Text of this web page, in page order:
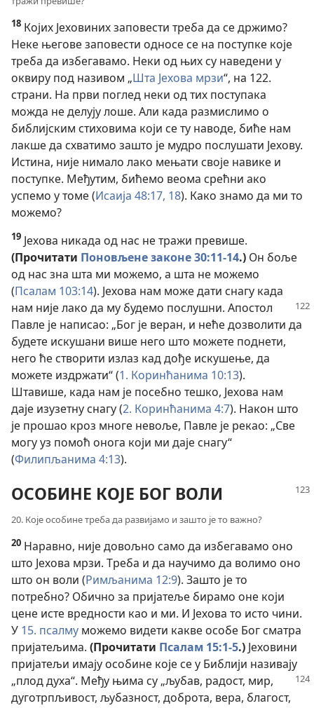
18 Којих Јеховиних заповести треба да се држимо?
Неке његове заповести односе се на поступке које
треба да избегавамо. Неки од њих су наведени у
оквиру под називом „Шта Јехова мрзи“, на 122.
страни. На први поглед неки од тих поступака
можда не делују лоше. Али када размислимо о
библијским стиховима који се ту наводе, биће нам
лакше да схватимо зашто је мудро послушати Јехову.
Истина, није нимало лако мењати своје навике и
поступке. Међутим, бићемо веома срећни ако
успемо у томе (Исаија 48:17, 18). Како знамо да ми то
можемо?
19 Јехова никада од нас не тражи превише.
(Прочитати Поновљене законе 30:11-14.) Он боље
од нас зна шта ми можемо, а шта не можемо
(Псалам 103:14). Јехова нам може дати снагу када
нам није лако да му будемо послушни. Апостол
Павле је написао: „Бог је веран, и неће дозволити да
будете искушани више него што можете поднети,
него ће створити излаз кад дође искушење, да
можете издржати“ (1. Коринћанима 10:13).
Штавише, када нам је посебно тешко, Јехова нам
даје изузетну снагу (2. Коринћанима 4:7). Након што
је прошао кроз многе невоље, Павле је рекао: „Све
могу уз помоћ онога који ми даје снагу“
(Филипљанима 4:13).
ОСОБИНЕ КОЈЕ БОГ ВОЛИ
20. Које особине треба да развијамо и зашто је то важно?
20 Наравно, није довољно само да избегавамо оно
што Јехова мрзи. Треба и да научимо да волимо оно
што он воли (Римљанима 12:9). Зашто је то
потребно? Обично за пријатеље бирамо оне који
цене исте вредности као и ми. И Јехова то исто чини.
У 15. псалму можемо видети какве особе Бог сматра
пријатељима. (Прочитати Псалам 15:1-5.) Јеховини
пријатељи имају особине које се у Библији називају
„плод духа“. Међу њима су „љубав, радост, мир,
дуготрпљивост, љубазност, доброта, вера, благост,